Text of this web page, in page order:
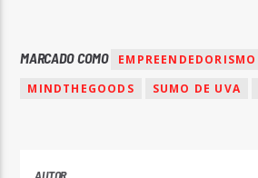
MARCADO COMO
EMPREENDEDORISMO
MINDTHEGOODS
SUMO DE UVA
AUTOR